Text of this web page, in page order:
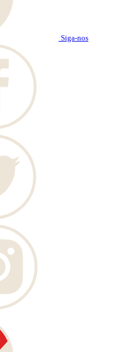
Siga-nos